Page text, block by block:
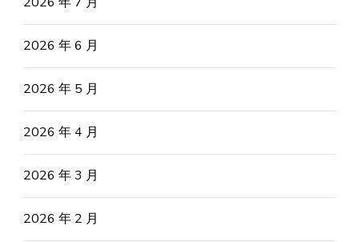
2026 年 6 月
2026 年 5 月
2026 年 4 月
2026 年 3 月
2026 年 2 月